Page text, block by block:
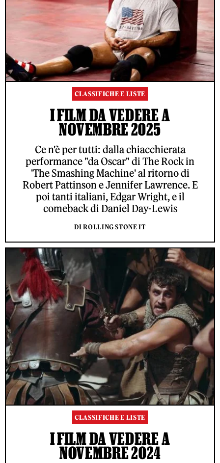
CLASSIFICHE E LISTE
I FILM DA VEDERE A
NOVEMBRE 2025
Ce n'è per tutti: dalla chiacchierata
performance "da Oscar" di The Rock in
'The Smashing Machine' al ritorno di
Robert Pattinson e Jennifer Lawrence. E
poi tanti italiani, Edgar Wright, e il
comeback di Daniel Day-Lewis
DI ROLLING STONE IT
CLASSIFICHE E LISTE
I FILM DA VEDERE A
NOVEMBRE 2024